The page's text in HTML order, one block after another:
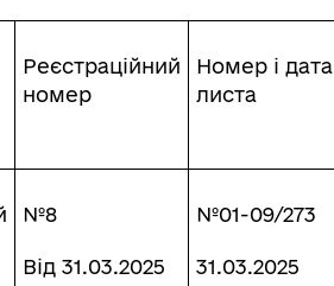
Реєстраційний
номер
Номер і дата
листа
№8
Від 31.03.2025
№01-09/273
31.03.2025